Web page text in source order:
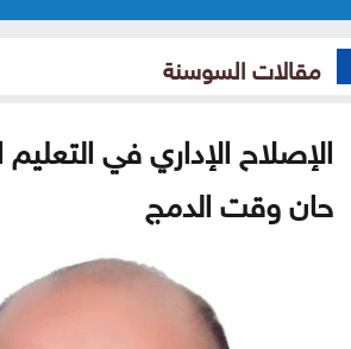
مقالات السوسنة
الإصلاح الإداري في
حان وقت الدمج